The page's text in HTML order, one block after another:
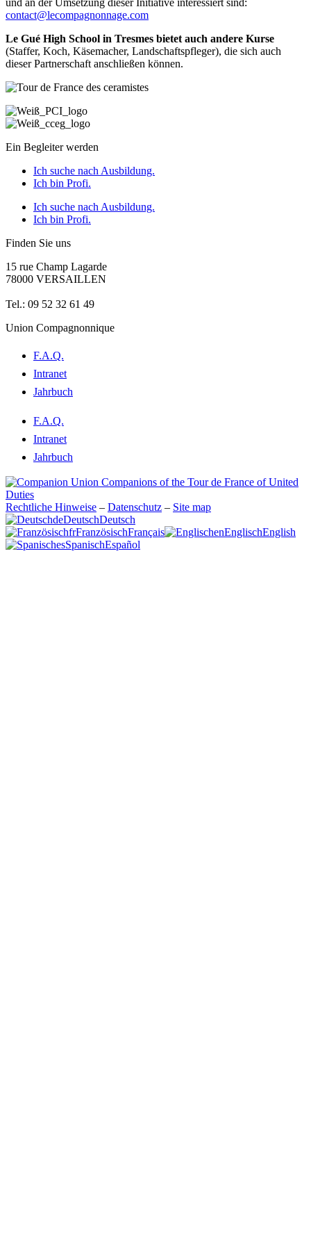
und an der Umsetzung dieser Initiative interessiert sind:
contact@lecompagnonnage.com
Le Gué High School in Tresmes bietet auch andere Kurse
(Staffer, Koch, Käsemacher, Landschaftspfleger), die sich auch
dieser Partnerschaft anschließen können.
Ein Begleiter werden
Ich suche nach Ausbildung.
Ich bin Profi.
Ich suche nach Ausbildung.
Ich bin Profi.
Finden Sie uns
15 rue Champ Lagarde
78000 VERSAILLEN
Tel.: 09 52 32 61 49
Union Compagnonnique
F.A.Q.
Intranet
Jahrbuch
F.A.Q.
Intranet
Jahrbuch
Rechtliche Hinweise – Datenschutz – Site map
deDeutschDeutsch
frFranzösischFrançais enEnglischEnglish
esSpanischEspañol